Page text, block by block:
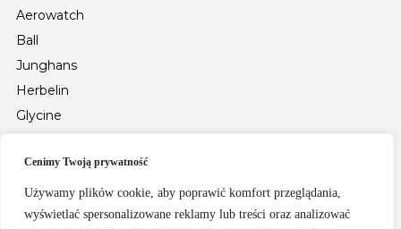
Cenimy Twoją prywatność
Używamy plików cookie, aby poprawić komfort przeglądania,
wyświetlać spersonalizowane reklamy lub treści oraz analizować
Aerowatch
Ball
Junghans
Herbelin
Glycine
Tsar Bomba
Fiyta
Santa Barbara Polo & Racquet Club